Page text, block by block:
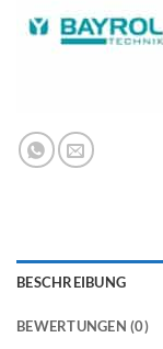
BESCHREIBUNG
BEWERTUNGEN (0)